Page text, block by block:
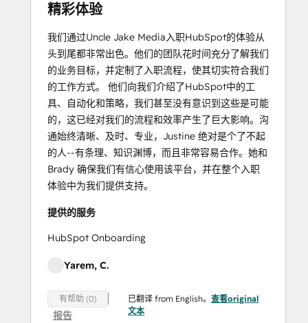
精彩体验
我们通过Uncle Jake Media入职HubSpot的体验从
头到尾都非常出色。他们的团队花时间充分了解我们
的业务目标，并定制了入职流程，使其切实符合我们
的工作方式。 他们向我们介绍了HubSpot中的工
具、自动化和策略，我们甚至没有意识到这些是可能
的，这已经对我们的流程和效率产生了巨大影响。沟
通始终清晰、及时、专业，Justine 绝对是个了不起
的人--有条理、知识渊博，而且非常容易合作。她和
Brady 确保我们有信心使用该平台，并在整个入职
体验中为我们提供支持。
提供的服务
HubSpot Onboarding
Yarem, C.
有帮助 (0)
报告
已翻译 from English。查看original
文本